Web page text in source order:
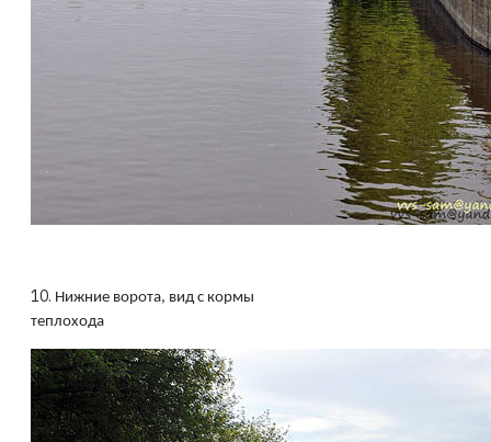
10. Нижние ворота, вид с кормы
теплохода